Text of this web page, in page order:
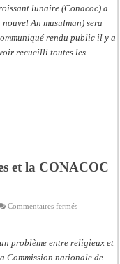
Tamkharite »
lunaire (Conacoc) a
An musulman) sera
rendu public il y a
recueilli toutes les
et la CONACOC
Commentaires ferméssur
les
scientifiques
et
problème entre religieux et
Commission nationale de